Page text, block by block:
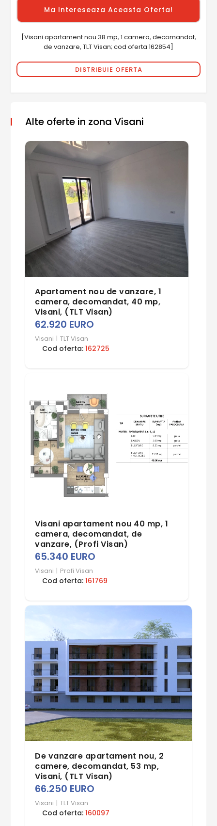
[Visani apartament nou 38 mp, 1 camera, decomandat,
de vanzare, TLT Visan; cod oferta 162854]
DISTRIBUIE OFERTA
Alte oferte in zona Visani
Apartament nou de vanzare, 1
camera, decomandat, 40 mp,
Visani, (TLT Visan)
62.920 EURO
Visani | TLT Visan
Cod oferta:162725
Visani apartament nou 40 mp, 1
camera, decomandat, de
vanzare, (Profi Visan)
65.340 EURO
Visani | Profi Visan
Cod oferta:161769
De vanzare apartament nou, 2
camere, decomandat, 53 mp,
Visani, (TLT Visan)
66.250 EURO
Visani | TLT Visan
Cod oferta:160097